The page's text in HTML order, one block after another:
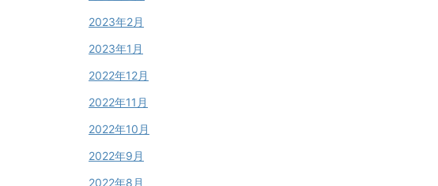
2023年2月
2023年1月
2022年12月
2022年11月
2022年10月
2022年9月
2022年8月